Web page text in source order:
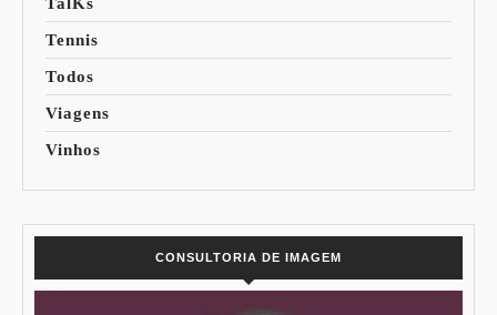
TalKs
Tennis
Todos
Viagens
Vinhos
CONSULTORIA DE IMAGEM